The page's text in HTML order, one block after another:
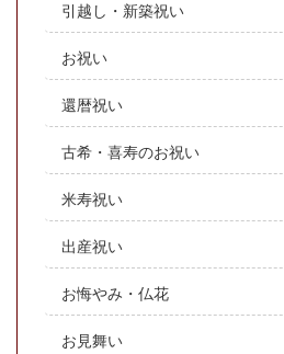
引越し・新築祝い
お祝い
還暦祝い
古希・喜寿のお祝い
米寿祝い
出産祝い
お悔やみ・仏花
お見舞い